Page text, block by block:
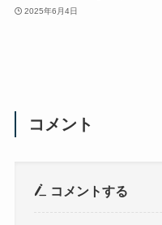
2025年6月4日
コメント
コメントする